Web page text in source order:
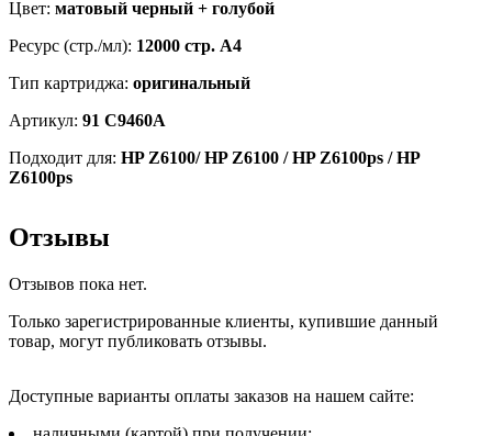
страниц
Цвет: матовый черный + голубой
Ресурс (стр./мл): 12000 стр. А4
Тип картриджа: оригинальный
Артикул: 91 C9460A
Подходит для: HP Z6100/ HP Z6100 / HP Z6100ps / HP
Z6100ps
Отзывы
Отзывов пока нет.
Только зарегистрированные клиенты, купившие данный
товар, могут публиковать отзывы.
Доступные варианты оплаты заказов на нашем сайте: